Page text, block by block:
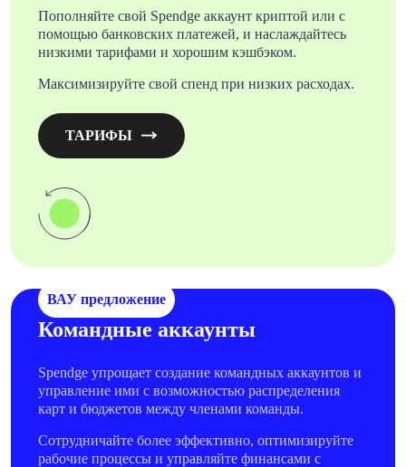
Пополняйте свой Spendge аккаунт криптой или с
помощью банковских платежей, и наслаждайтесь
низкими тарифами и хорошим кэшбэком.
Максимизируйте свой спенд при низких расходах.
ТАРИФЫ
Командные аккаунты
Spendge упрощает создание командных аккаунтов и
управление ими с возможностью распределения
карт и бюджетов между членами команды.
Сотрудничайте более эффективно, оптимизируйте
рабочие процессы и управляйте финансами с
ВАУ предложение